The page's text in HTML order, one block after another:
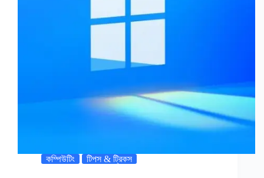
কম্পিউটিং টিপস & ট্রিকস